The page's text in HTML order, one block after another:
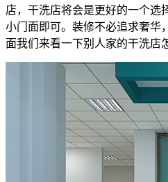
店，干洗店将会是更好的一个选
小门面即可。装修不必追求奢华
面我们来看一下别人家的干洗店